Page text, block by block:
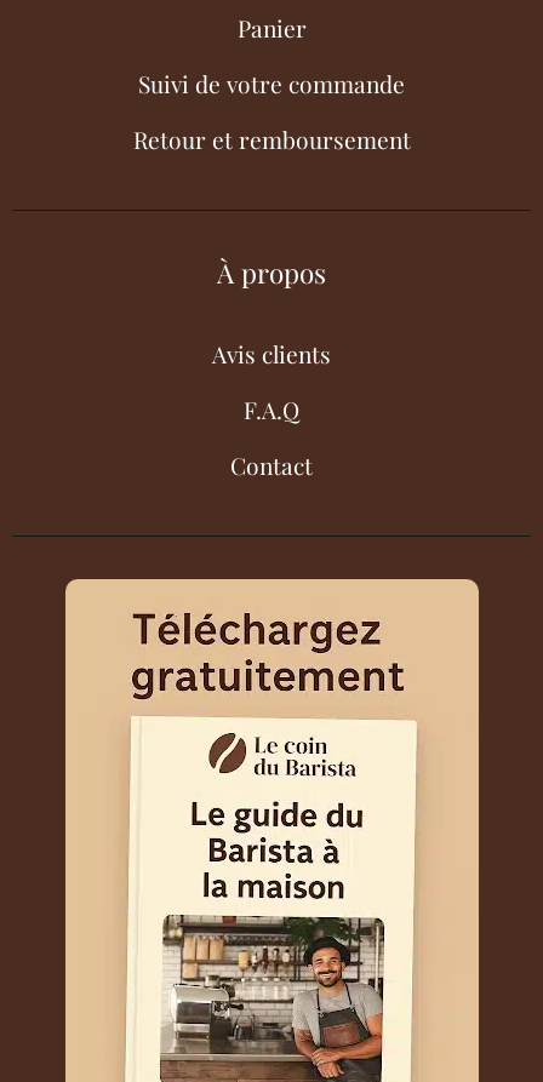
Panier
Suivi de votre commande
Retour et remboursement
À propos
Avis clients
F.A.Q
Contact